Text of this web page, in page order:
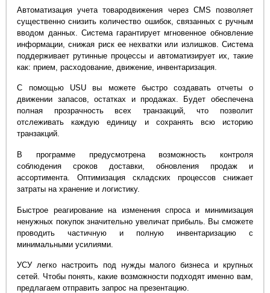
Автоматизация учета товародвижения через CMS позволяет
существенно снизить количество ошибок, связанных с ручным
вводом данных. Система гарантирует мгновенное обновление
информации, снижая риск ее нехватки или излишков. Система
поддерживает рутинные процессы и автоматизирует их, такие
как: прием, расходование, движение, инвентаризация.
С помощью USU вы можете быстро создавать отчеты о
движении запасов, остатках и продажах. Будет обеспечена
полная прозрачность всех транзакций, что позволит
отслеживать каждую единицу и сохранять всю историю
транзакций.
В программе предусмотрена возможность контроля
соблюдения сроков доставки, обновления продаж и
ассортимента. Оптимизация складских процессов снижает
затраты на хранение и логистику.
Быстрое реагирование на изменения спроса и минимизация
ненужных покупок значительно увеличат прибыль. Вы сможете
проводить частичную и полную инвентаризацию с
минимальными усилиями.
УСУ легко настроить под нужды малого бизнеса и крупных
сетей. Чтобы понять, какие возможности подходят именно вам,
предлагаем отправить запрос на презентацию.